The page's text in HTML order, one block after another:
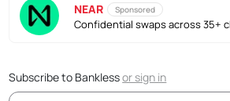
NEAR Sponsored
Confidential swaps across 35+
Subscribe to Banklessorsign in